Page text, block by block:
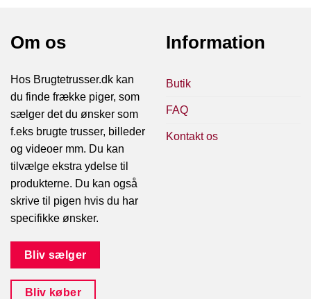
Om os
Hos Brugtetrusser.dk kan
du finde frække piger, som
sælger det du ønsker som
f.eks brugte trusser, billeder
og videoer mm. Du kan
tilvælge ekstra ydelse til
produkterne. Du kan også
skrive til pigen hvis du har
specifikke ønsker.
Bliv sælger
Bliv køber
Information
Butik
FAQ
Kontakt os